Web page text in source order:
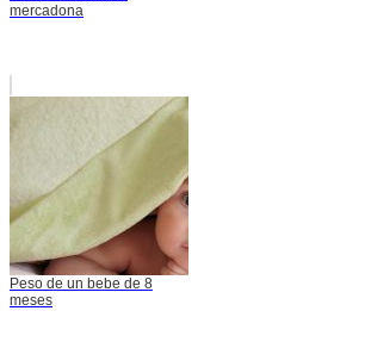
mercadona
Peso de un bebe de 8
meses